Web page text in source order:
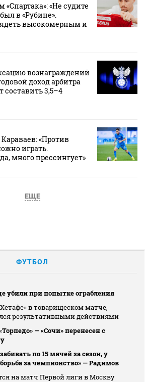
«Не судите
в «Рубине».
высокомерным и
вознаграждений
доход арбитра
3,5–4
«Против
играть.
много прессингует»
ЕЩЕ
ФУТБОЛ
убили при попытке ограбления
в товарищеском матче,
результативными действиями
— «Сочи» перенесен с
по 15 мячей за сезон, у
за чемпионство» — Радимов
на матч Первой лиги в Москву